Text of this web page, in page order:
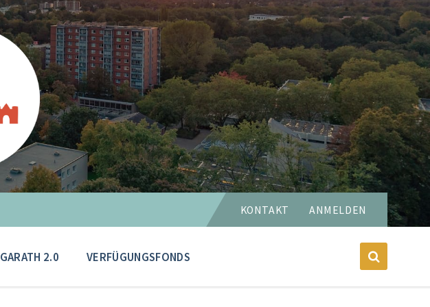
Sprache
wählen:KONTAKT ANMELDEN
GARATH 2.0 VERFÜGUNGSFONDS